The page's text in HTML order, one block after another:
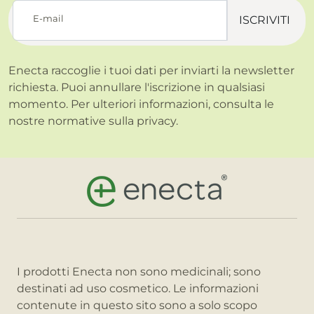
E-mail ISCRIVITI
Enecta raccoglie i tuoi dati per inviarti la newsletter
richiesta. Puoi annullare l'iscrizione in qualsiasi
momento. Per ulteriori informazioni, consulta le
nostre normative sulla privacy.
I prodotti Enecta non sono medicinali; sono
destinati ad uso cosmetico. Le informazioni
contenute in questo sito sono a solo scopo